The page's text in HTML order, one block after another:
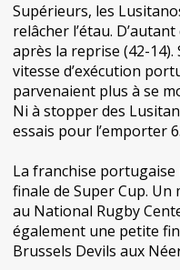
Supérieurs, les
relâcher l’étau.
après la reprise (42-
vitesse d’exécution
parvenaient plus à se
Ni à stopper des
essais pour l’emporter
La franchise
finale de Super Cup. Un
au National Rugby
également une petite
Brussels Devils aux